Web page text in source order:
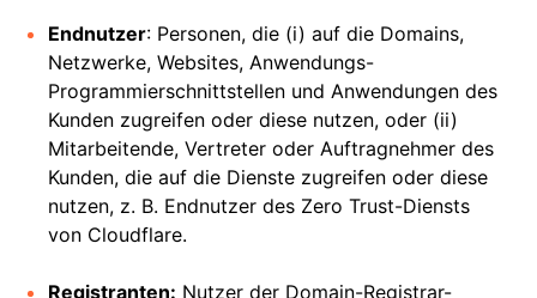
Endnutzer: Personen, die (i) auf die Domains,
Netzwerke, Websites, Anwendungs-
Programmierschnittstellen und Anwendungen des
Kunden zugreifen oder diese nutzen, oder (ii)
Mitarbeitende, Vertreter oder Auftragnehmer des
Kunden, die auf die Dienste zugreifen oder diese
nutzen, z. B. Endnutzer des Zero Trust-Diensts
von Cloudflare.
Registranten: Nutzer der Domain-Registrar-